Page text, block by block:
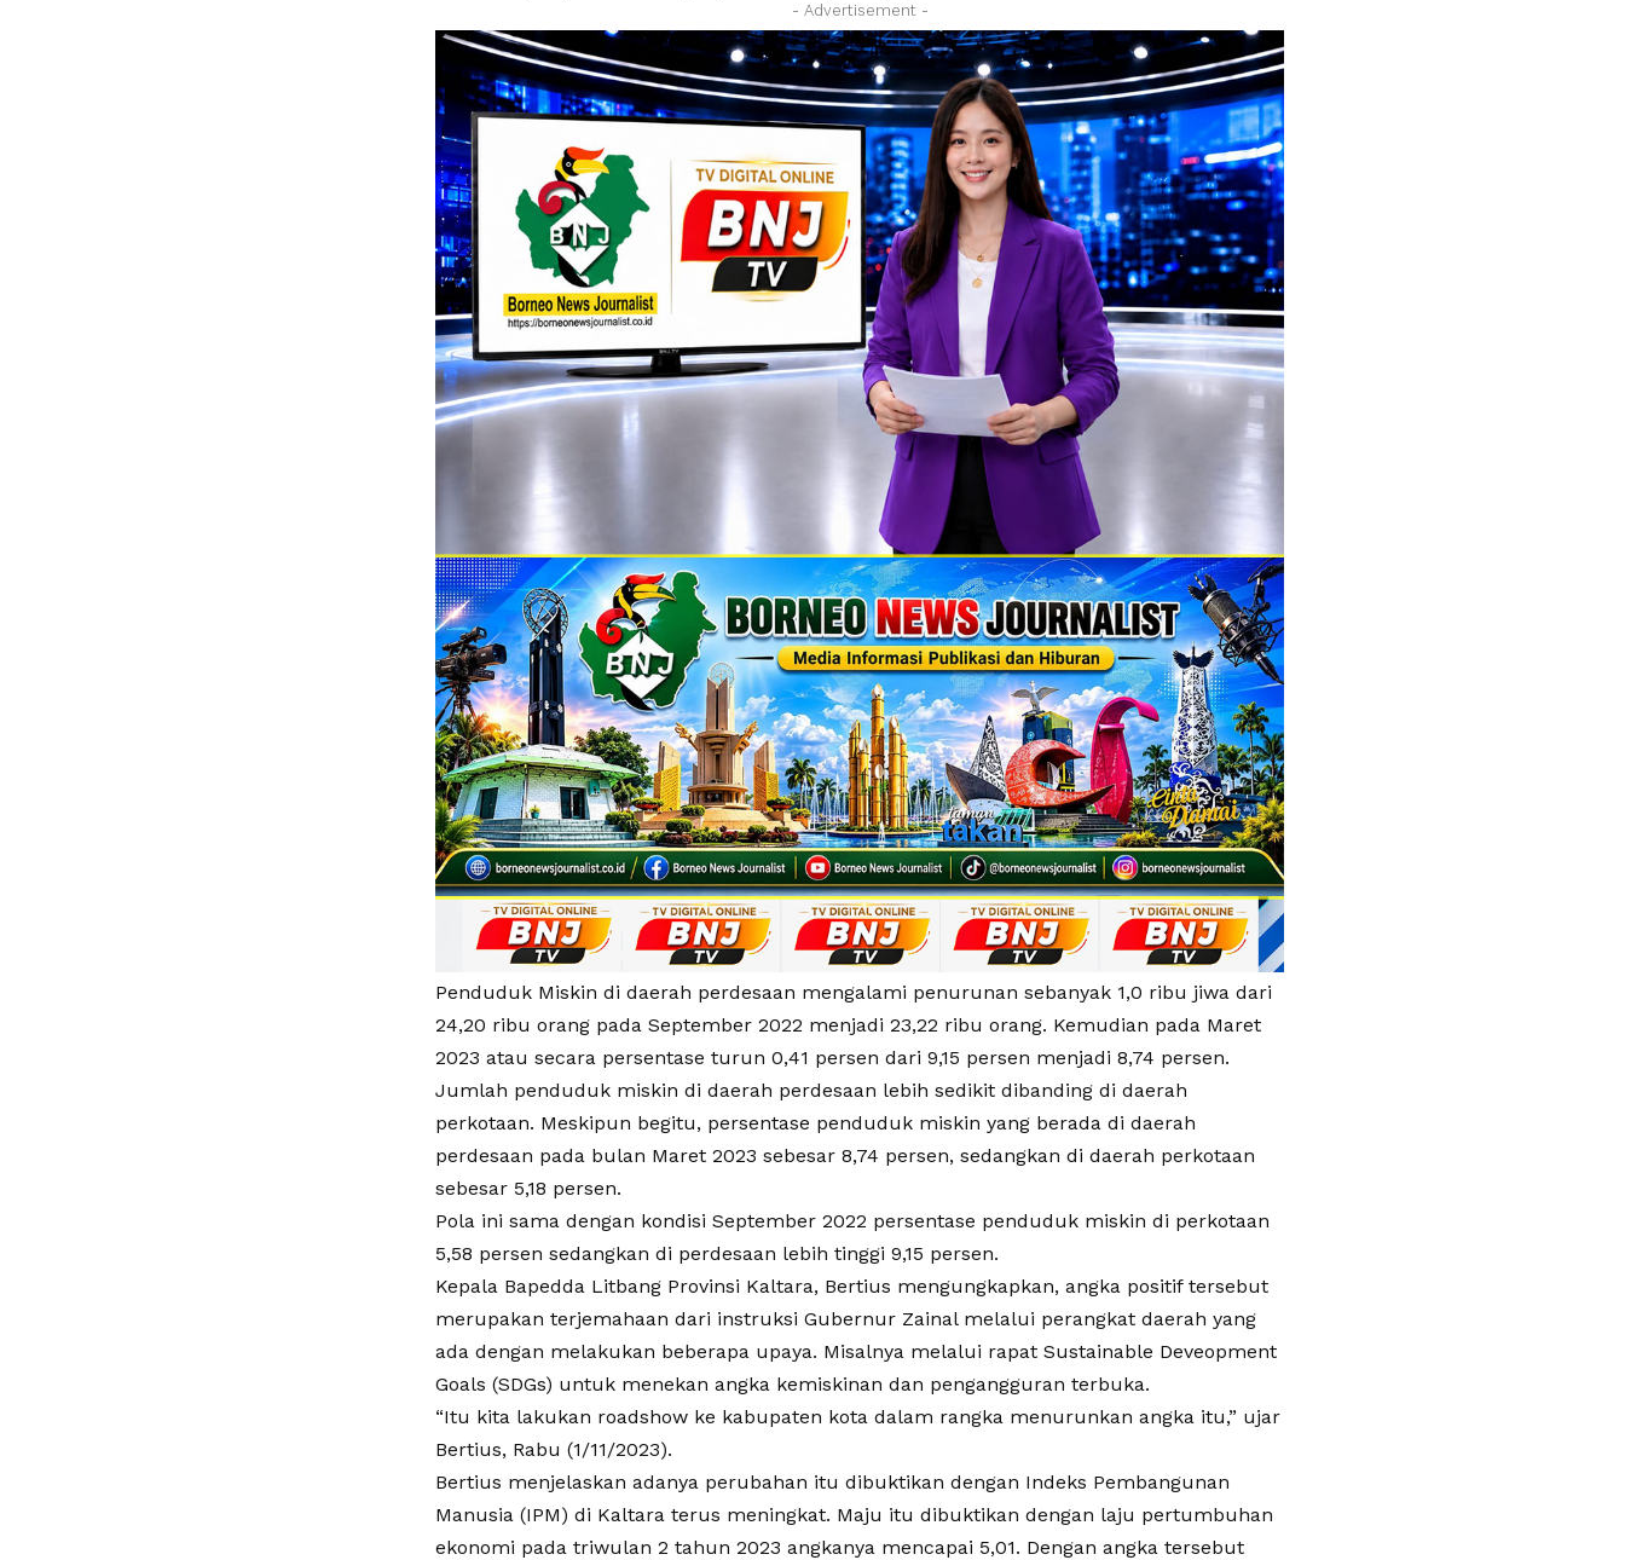
- Advertisement -
Penduduk Miskin di daerah perdesaan mengalami penurunan sebanyak 1,0 ribu jiwa dari
24,20 ribu orang pada September 2022 menjadi 23,22 ribu orang. Kemudian pada Maret
2023 atau secara persentase turun 0,41 persen dari 9,15 persen menjadi 8,74 persen.
Jumlah penduduk miskin di daerah perdesaan lebih sedikit dibanding di daerah
perkotaan. Meskipun begitu, persentase penduduk miskin yang berada di daerah
perdesaan pada bulan Maret 2023 sebesar 8,74 persen, sedangkan di daerah perkotaan
sebesar 5,18 persen.
Pola ini sama dengan kondisi September 2022 persentase penduduk miskin di perkotaan
5,58 persen sedangkan di perdesaan lebih tinggi 9,15 persen.
Kepala Bapedda Litbang Provinsi Kaltara, Bertius mengungkapkan, angka positif tersebut
merupakan terjemahaan dari instruksi Gubernur Zainal melalui perangkat daerah yang
ada dengan melakukan beberapa upaya. Misalnya melalui rapat Sustainable Deveopment
Goals (SDGs) untuk menekan angka kemiskinan dan pengangguran terbuka.
“Itu kita lakukan roadshow ke kabupaten kota dalam rangka menurunkan angka itu,” ujar
Bertius, Rabu (1/11/2023).
Bertius menjelaskan adanya perubahan itu dibuktikan dengan Indeks Pembangunan
Manusia (IPM) di Kaltara terus meningkat. Maju itu dibuktikan dengan laju pertumbuhan
ekonomi pada triwulan 2 tahun 2023 angkanya mencapai 5,01. Dengan angka tersebut